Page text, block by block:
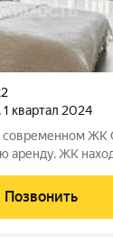
, 1 квартал 2024
современном ЖК
аренду. ЖК
квартира
Позвонить